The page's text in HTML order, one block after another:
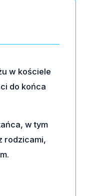
w kościele
do końca
w tym
rodzicami,